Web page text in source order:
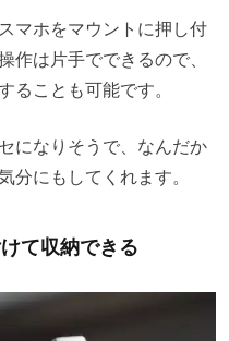
マホをマウントに押し付
作は片手でできるので、
ることも可能です。
になりそうで、なんだか
分にもしてくれます。
て収納できる